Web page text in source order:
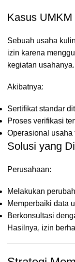
Kasus UMKM
Sebuah usaha
izin karena
kegiatan usahanya.
Akibatnya:
Sertifikat standar
Proses verifikasi
Operasional usaha
Solusi yang
Perusahaan:
Melakukan
Memperbaiki data
Berkonsultasi
Hasilnya, izin